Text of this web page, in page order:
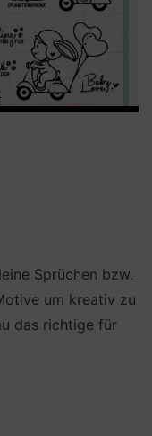
Sprüchen bzw.
um kreativ zu
das richtige für